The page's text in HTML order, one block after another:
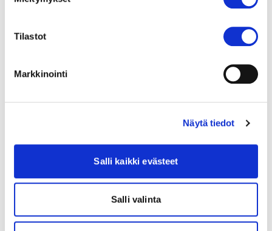
Tilastot
Markkinointi
Näytä tiedot
Salli kaikki evästeet
Salli valinta
Asiakastyytyväisyys
Sydänsairaalan yksityisvastaanotot
Hoitoon pääsyn ajat
Jyväskylän yksityisvastaanoton hinnasto
Hoidon vaikuttavuus